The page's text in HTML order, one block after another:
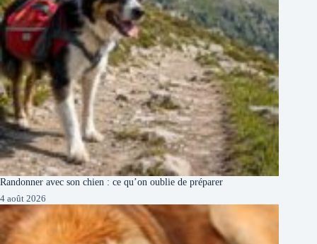
Randonner avec son chien : ce qu’on oublie de préparer
4 août 2026